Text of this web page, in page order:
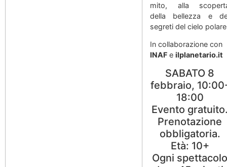
mito, alla
della bellezza e
segreti del cielo
In collaborazione con
INAF e ilplanetario.it
SABATO 8
febbraio,
18:00
Evento
Prenotazione
obbligatoria.
Età: 10+
Ogni spettacolo